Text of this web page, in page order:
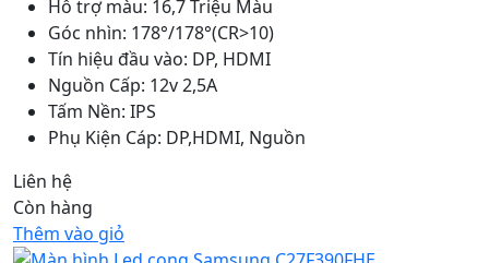
Hỗ trợ màu: 16,7 Triệu Màu
Góc nhìn: 178°/178°(CR>10)
Tín hiệu đầu vào: DP, HDMI
Nguồn Cấp: 12v 2,5A
Tấm Nền: IPS
Phụ Kiện Cáp: DP,HDMI, Nguồn
Liên hệ
Còn hàng
Thêm vào giỏ